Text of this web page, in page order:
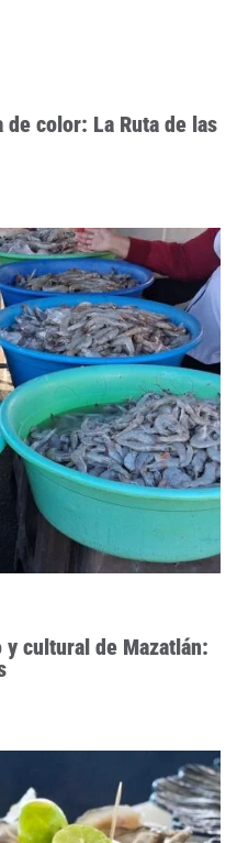
color: La Ruta de las
cultural de Mazatlán: